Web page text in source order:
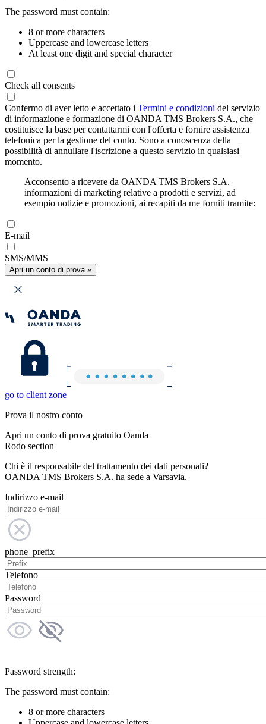
The password must contain:
8 or more characters
Uppercase and lowercase letters
At least one digit and special character
Check all consents
Confermo di aver letto e accettato i Termini e condizioni del servizio
di informazione e formazione di OANDA TMS Brokers S.A., che
costituisce la base per contattarmi con l'offerta e fornire assistenza
telefonica per la gestione del conto. Sono a conoscenza della
possibilità di annullare l'iscrizione a questo servizio in qualsiasi
momento.
Acconsento a ricevere da OANDA TMS Brokers S.A.
informazioni di marketing relative a prodotti e servizi, ad
esempio notizie e promozioni, ai recapiti da me forniti tramite:
E-mail
SMS/MMS
Apri un conto di prova »
go to client zone
Prova il nostro conto
Apri un conto di prova gratuito Oanda
Rodo section
Chi è il responsabile del trattamento dei dati personali?
OANDA TMS Brokers S.A. ha sede a Varsavia.
Indirizzo e-mail
phone_prefix
Telefono
Password
Password strength:
The password must contain:
8 or more characters